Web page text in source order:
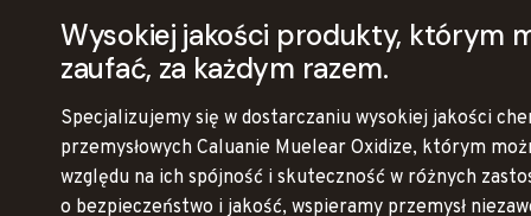
Wysokiej jakości produkty, którym
zaufać, za każdym razem.
Specjalizujemy się w dostarczaniu wysokiej jakości
przemysłowych Caluanie Muelear Oxidize, którym
względu na ich spójność i skuteczność w różnych
o bezpieczeństwo i jakość, wspieramy przemysł